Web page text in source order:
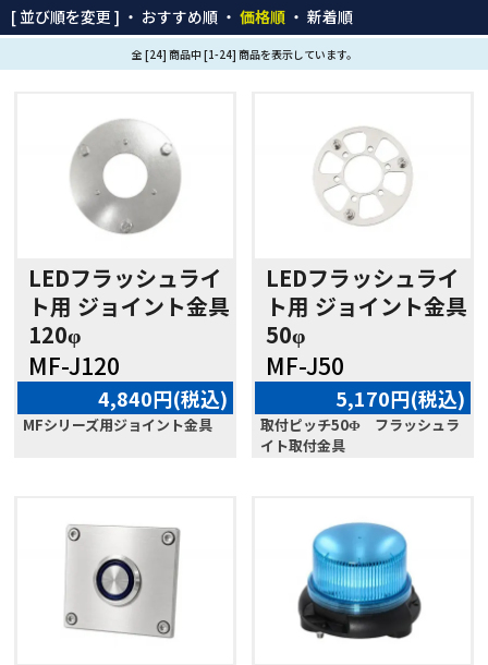
[ 並び順を変更 ] ・ おすすめ順 ・ 価格順 ・ 新着順
全 [24] 商品中 [1-24] 商品を表示しています。
LEDフラッシュライ
ト用 ジョイント金具
120φ
MF-J120
4,840円(税込)
MFシリーズ用ジョイント金具
LEDフラッシュライ
ト用 ジョイント金具
50φ
MF-J50
5,170円(税込)
取付ピッチ50Φ フラッシュラ
イト取付金具